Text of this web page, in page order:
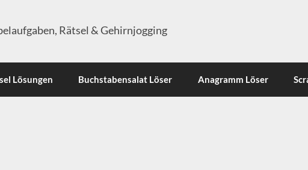
Rätsel & Gehirnjogging
Lösungen Buchstabensalat Löser Anagramm Löser